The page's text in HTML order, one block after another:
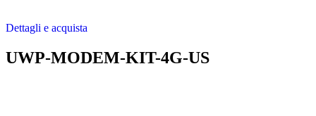
Dettagli e acquista
UWP-MODEM-KIT-4G-US